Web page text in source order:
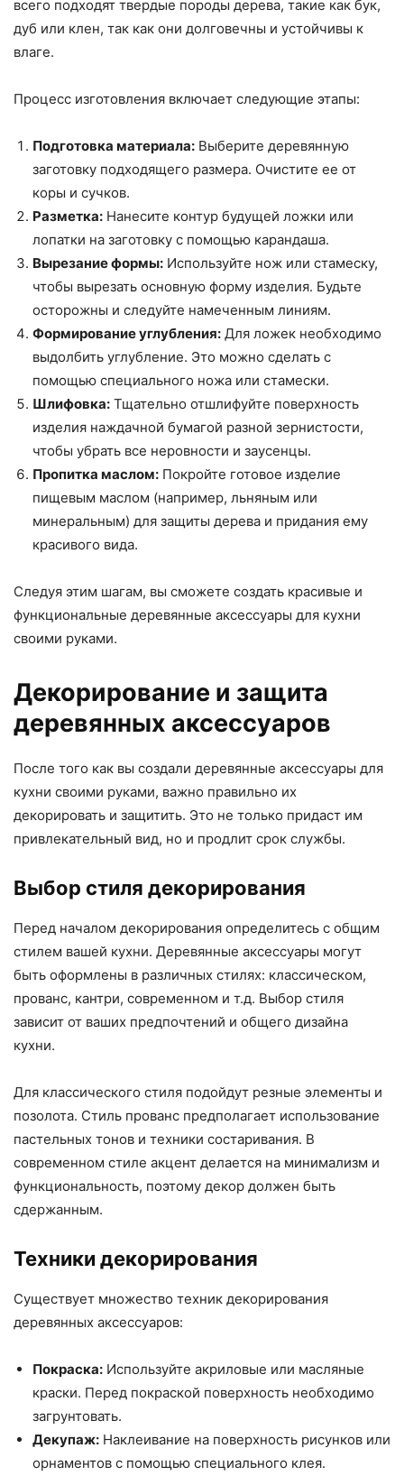
всего подходят твердые породы дерева, такие как бук,
дуб или клен, так как они долговечны и устойчивы к
влаге.
Процесс изготовления включает следующие этапы:
Подготовка материала: Выберите деревянную
заготовку подходящего размера. Очистите ее от
коры и сучков.
Разметка: Нанесите контур будущей ложки или
лопатки на заготовку с помощью карандаша.
Вырезание формы: Используйте нож или стамеску,
чтобы вырезать основную форму изделия. Будьте
осторожны и следуйте намеченным линиям.
Формирование углубления: Для ложек необходимо
выдолбить углубление. Это можно сделать с
помощью специального ножа или стамески.
Шлифовка: Тщательно отшлифуйте поверхность
изделия наждачной бумагой разной зернистости,
чтобы убрать все неровности и заусенцы.
Пропитка маслом: Покройте готовое изделие
пищевым маслом (например, льняным или
минеральным) для защиты дерева и придания ему
красивого вида.
Следуя этим шагам, вы сможете создать красивые и
функциональные деревянные аксессуары для кухни
своими руками.
Декорирование и защита
деревянных аксессуаров
После того как вы создали деревянные аксессуары для
кухни своими руками, важно правильно их
декорировать и защитить. Это не только придаст им
привлекательный вид, но и продлит срок службы.
Выбор стиля декорирования
Перед началом декорирования определитесь с общим
стилем вашей кухни. Деревянные аксессуары могут
быть оформлены в различных стилях: классическом,
прованс, кантри, современном и т.д. Выбор стиля
зависит от ваших предпочтений и общего дизайна
кухни.
Для классического стиля подойдут резные элементы и
позолота. Стиль прованс предполагает использование
пастельных тонов и техники состаривания. В
современном стиле акцент делается на минимализм и
функциональность, поэтому декор должен быть
сдержанным.
Техники декорирования
Существует множество техник декорирования
деревянных аксессуаров:
Покраска: Используйте акриловые или масляные
краски. Перед покраской поверхность необходимо
загрунтовать.
Декупаж: Наклеивание на поверхность рисунков или
орнаментов с помощью специального клея.